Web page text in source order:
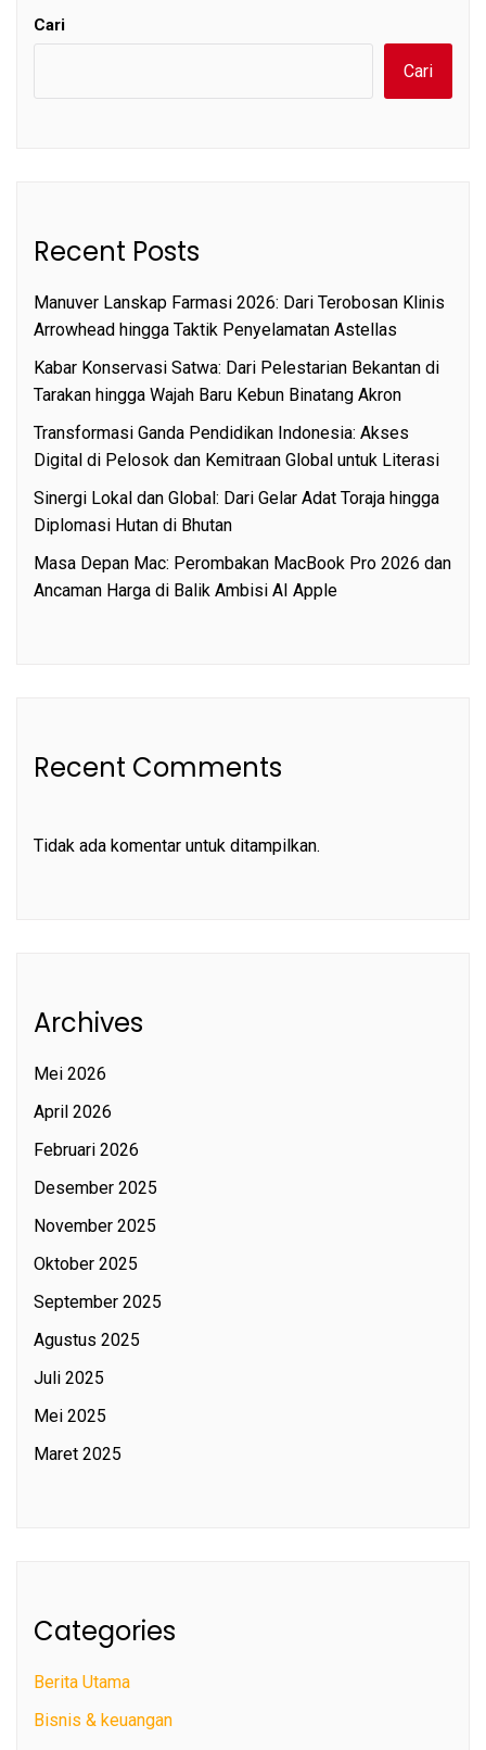
Cari
Cari
Recent Posts
Manuver Lanskap Farmasi 2026: Dari Terobosan Klinis
Arrowhead hingga Taktik Penyelamatan Astellas
Kabar Konservasi Satwa: Dari Pelestarian Bekantan di
Tarakan hingga Wajah Baru Kebun Binatang Akron
Transformasi Ganda Pendidikan Indonesia: Akses
Digital di Pelosok dan Kemitraan Global untuk Literasi
Sinergi Lokal dan Global: Dari Gelar Adat Toraja hingga
Diplomasi Hutan di Bhutan
Masa Depan Mac: Perombakan MacBook Pro 2026 dan
Ancaman Harga di Balik Ambisi AI Apple
Recent Comments
Tidak ada komentar untuk ditampilkan.
Archives
Mei 2026
April 2026
Februari 2026
Desember 2025
November 2025
Oktober 2025
September 2025
Agustus 2025
Juli 2025
Mei 2025
Maret 2025
Categories
Berita Utama
Bisnis & keuangan